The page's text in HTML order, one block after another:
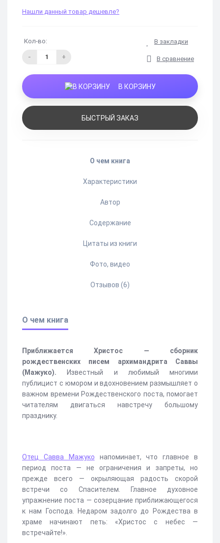
Нашли данный товар дешевле?
Кол-во:
- +
В закладки
В сравнение
В КОРЗИНУ
БЫСТРЫЙ ЗАКАЗ
О чем книга
Характеристики
Автор
Содержание
Цитаты из книги
Фото, видео
Отзывов (6)
О чем книга
Приближается Христос — сборник
рождественских писем архимандрита Саввы
(Мажуко). Известный и любимый многими
публицист с юмором и вдохновением размышляет о
важном времени Рождественского поста, помогает
читателям двигаться навстречу большому
празднику.
Отец Савва Мажуко напоминает, что главное в
период поста — не ограничения и запреты, но
прежде всего — окрыляющая радость скорой
встречи со Спасителем. Главное духовное
упражнение поста — созерцание приближающегося
к нам Господа. Недаром задолго до Рождества в
храме начинают петь: «Христос с небес —
встречайте!».